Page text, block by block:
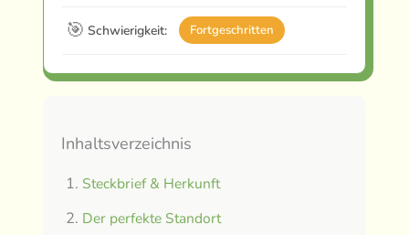
🎯 Schwierigkeit: Fortgeschritten
Inhaltsverzeichnis
Steckbrief & Herkunft
Der perfekte Standort